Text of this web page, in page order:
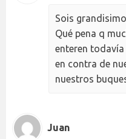
Sois
Qué pena q
enteren
en contra de
nuestros
Juan